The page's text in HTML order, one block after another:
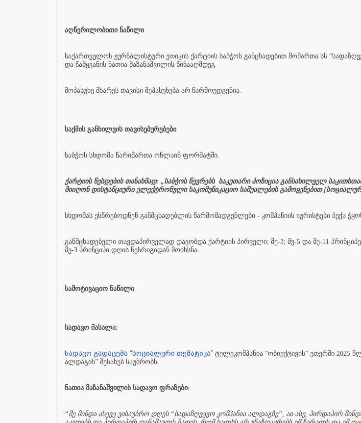
აღწერილობითი ნაწილი
საქართველოს ჟურნალისტური ეთიკის ქარტიის საბჭოს განცხადებით მომართა სს
და წამყვანის ნათია მაზანაშვილის წინააღმდეგ.
მოპასუხე მხარეს თავისი შეპასუხება არ წარმოუდგენია.
საქმის განხილვის თავისებურებები
საბჭოს სხდომა წარიმართა ონლაინ ფორმატში.
ქარტიის წესდების თანახმად: „საბჭოს წევრებს საკუთარი პოზიცია განსახილველ
მიიღონ დისტანციური ელექტრონული საკომუნიკაციო საშუალების გამოყენებით
სხდომას ესწრებოდნენ განმცხადებლის წარმომადგენლები - კომპანიის იურისტები ბექა
განმცხადებელი თავდაპირველად დავობდა ქარტიის პირველი; მე-3; მე-5 და მე-11
მე-3 პრინციპი დღის წესრიგიდან მოიხსნა.
სამოტივაციო ნაწილი
სადავო მასალა:
სადავო გადაცემა “სოციალური თემატიკა” ტელეკომპანია “ობიექტივის” ეთერში 2025
ალდაგის” შესახებ საუბრობს.
ნათია მაზანაშვილის სადავო ფრაზები:
“მე მინდა ასევე ვისაუბრო დღეს “სადაზღვევო კომპანია ალდაგზე”, აი ასე, პირდაპირ